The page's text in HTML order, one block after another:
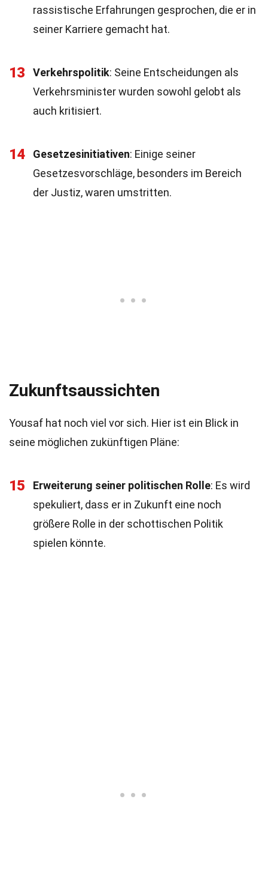
rassistische Erfahrungen gesprochen, die er in
seiner Karriere gemacht hat.
13 Verkehrspolitik: Seine Entscheidungen als
Verkehrsminister wurden sowohl gelobt als
auch kritisiert.
14 Gesetzesinitiativen: Einige seiner
Gesetzesvorschläge, besonders im Bereich
der Justiz, waren umstritten.
Zukunftsaussichten
Yousaf hat noch viel vor sich. Hier ist ein Blick in
seine möglichen zukünftigen Pläne:
15 Erweiterung seiner politischen Rolle: Es wird
spekuliert, dass er in Zukunft eine noch
größere Rolle in der schottischen Politik
spielen könnte.